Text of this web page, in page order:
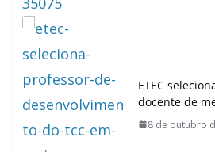
ETEC
docente de
8 de outubro